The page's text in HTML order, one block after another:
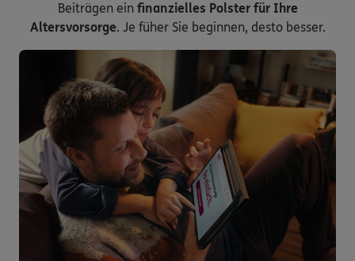
Beiträgen ein finanzielles Polster für Ihre
Altersvorsorge. Je füher Sie beginnen, desto besser.